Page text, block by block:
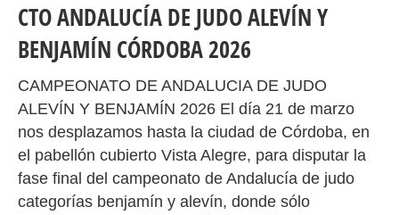
CTO ANDALUCÍA DE JUDO ALEVÍN Y
BENJAMÍN CÓRDOBA 2026
CAMPEONATO DE ANDALUCIA DE JUDO
ALEVÍN Y BENJAMÍN 2026 El día 21 de marzo
nos desplazamos hasta la ciudad de Córdoba, en
el pabellón cubierto Vista Alegre, para disputar la
fase final del campeonato de Andalucía de judo
categorías benjamín y alevín, donde sólo